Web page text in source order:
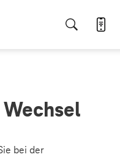
bei der